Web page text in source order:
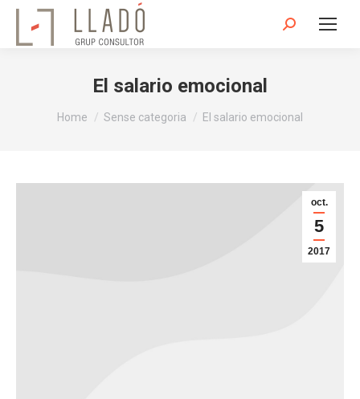
Search:
El salario emocional
You are here:
Home Sense categoria El salario emocional
oct.
5
2017